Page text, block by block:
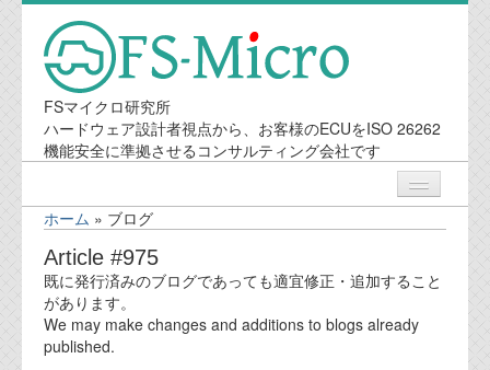
FSマイクロ研究所
ハードウェア設計者視点から、お客様のECUをISO 26262
機能安全に準拠させるコンサルティング会社です
ニュース
業務内容
ホーム » ブログ
Article #975
既に発行済みのブログであっても適宜修正・追加すること
があります。
We may make changes and additions to blogs already
published.